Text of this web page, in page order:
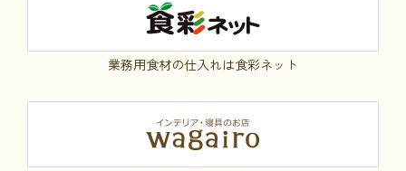
業務用食材の仕入れは食彩ネット